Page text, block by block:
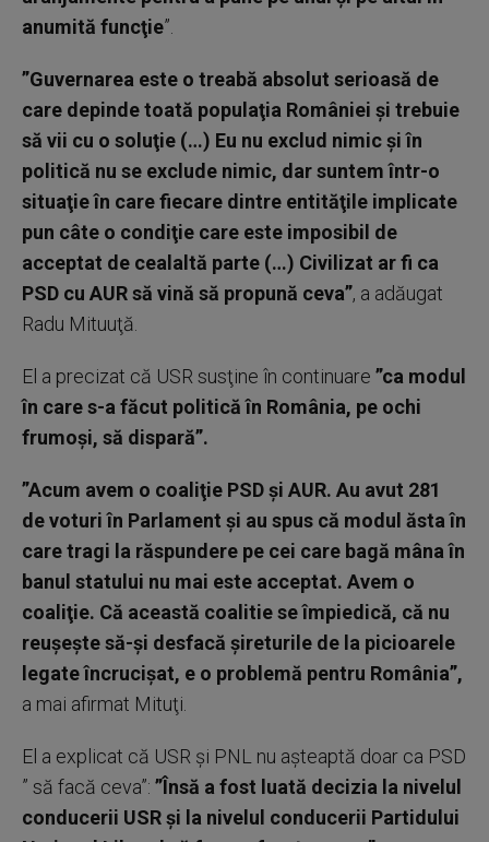
anumită funcţie”.
”Guvernarea este o treabă absolut serioasă de
care depinde toată populaţia României şi trebuie
să vii cu o soluţie (…) Eu nu exclud nimic şi în
politică nu se exclude nimic, dar suntem într-o
situaţie în care fiecare dintre entităţile implicate
pun câte o condiţie care este imposibil de
acceptat de cealaltă parte (…) Civilizat ar fi ca
PSD cu AUR să vină să propună ceva”, a adăugat
Radu Mituuţă.
El a precizat că USR susţine în continuare ”ca modul
în care s-a făcut politică în România, pe ochi
frumoşi, să dispară”.
”Acum avem o coaliţie PSD şi AUR. Au avut 281
de voturi în Parlament şi au spus că modul ăsta în
care tragi la răspundere pe cei care bagă mâna în
banul statului nu mai este acceptat. Avem o
coaliţie. Că această coalitie se împiedică, că nu
reuşeşte să-şi desfacă şireturile de la picioarele
legate încrucişat, e o problemă pentru România”,
a mai afirmat Mituţi.
El a explicat că USR şi PNL nu aşteaptă doar ca PSD
” să facă ceva”: ”Însă a fost luată decizia la nivelul
conducerii USR şi la nivelul conducerii Partidului